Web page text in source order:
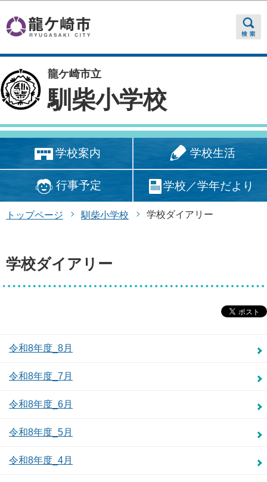
龍ケ崎市立
馴柴小学校
学校案内 学校生活
行事予定 学校／学年だより
トップページ 馴柴小学校 学校ダイアリー
学校ダイアリー
令和8年度_8月
令和8年度_7月
令和8年度_6月
令和8年度_5月
令和8年度_4月